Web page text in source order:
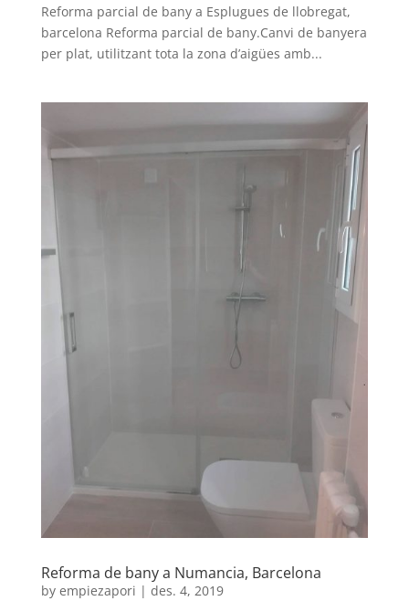
Reforma parcial de bany a Esplugues de llobregat,
barcelona Reforma parcial de bany.Canvi de banyera
per plat, utilitzant tota la zona d’aigües amb...
Reforma de bany a Numancia, Barcelona
by empiezapori | des. 4, 2019